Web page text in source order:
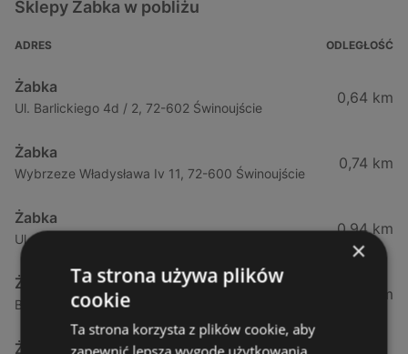
Sklepy Żabka w pobliżu
ADRES ODLEGŁOŚĆ
Żabka
Ul. Barlickiego 4d / 2, 72-602 Świnoujście
0,64 km
Żabka
Wybrzeze Władysława Iv 11, 72-600 Świnoujście
0,74 km
Żabka
Ul. Bohaterów Września 49, 72-600 Świnoujście
0,94 km
Żabka
Bohaterów Września 52, 72-600 Świnoujście
1,02 km
Żabka
×
Ta strona używa plików
cookie
Ta strona korzysta z plików cookie, aby